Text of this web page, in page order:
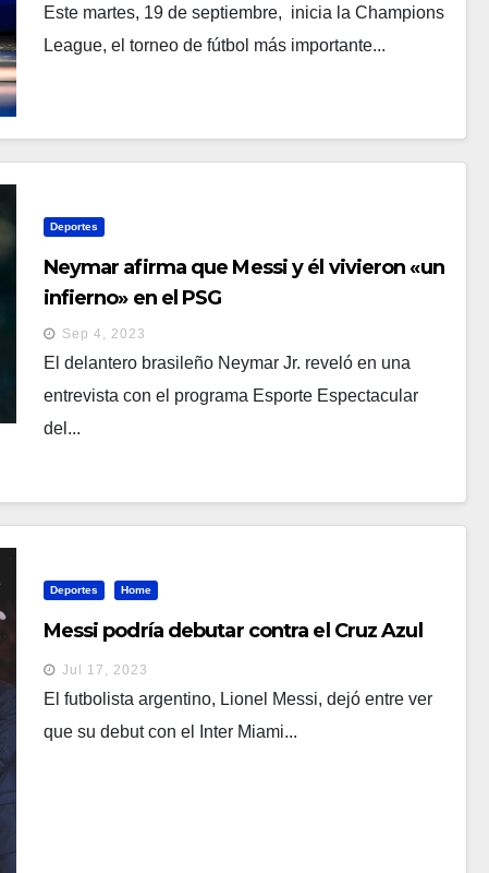
Este martes, 19 de septiembre, inicia la Champions
League, el torneo de fútbol más importante...
Deportes
Neymar afirma que Messi y él vivieron «un
infierno» en el PSG
Sep 4, 2023
El delantero brasileño Neymar Jr. reveló en una
entrevista con el programa Esporte Espectacular
del...
Deportes Home
Messi podría debutar contra el Cruz Azul
Jul 17, 2023
El futbolista argentino, Lionel Messi, dejó entre ver
que su debut con el Inter Miami...